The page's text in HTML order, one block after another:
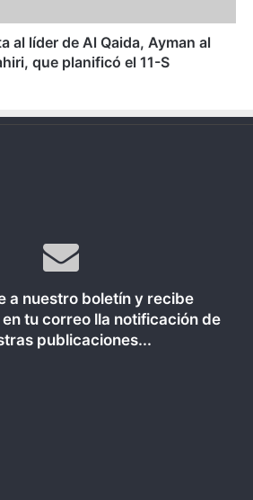
al líder de Al Qaida, Ayman al
que planificó el 11-S
a nuestro boletín y recibe
tu correo lla notificación de
publicaciones...